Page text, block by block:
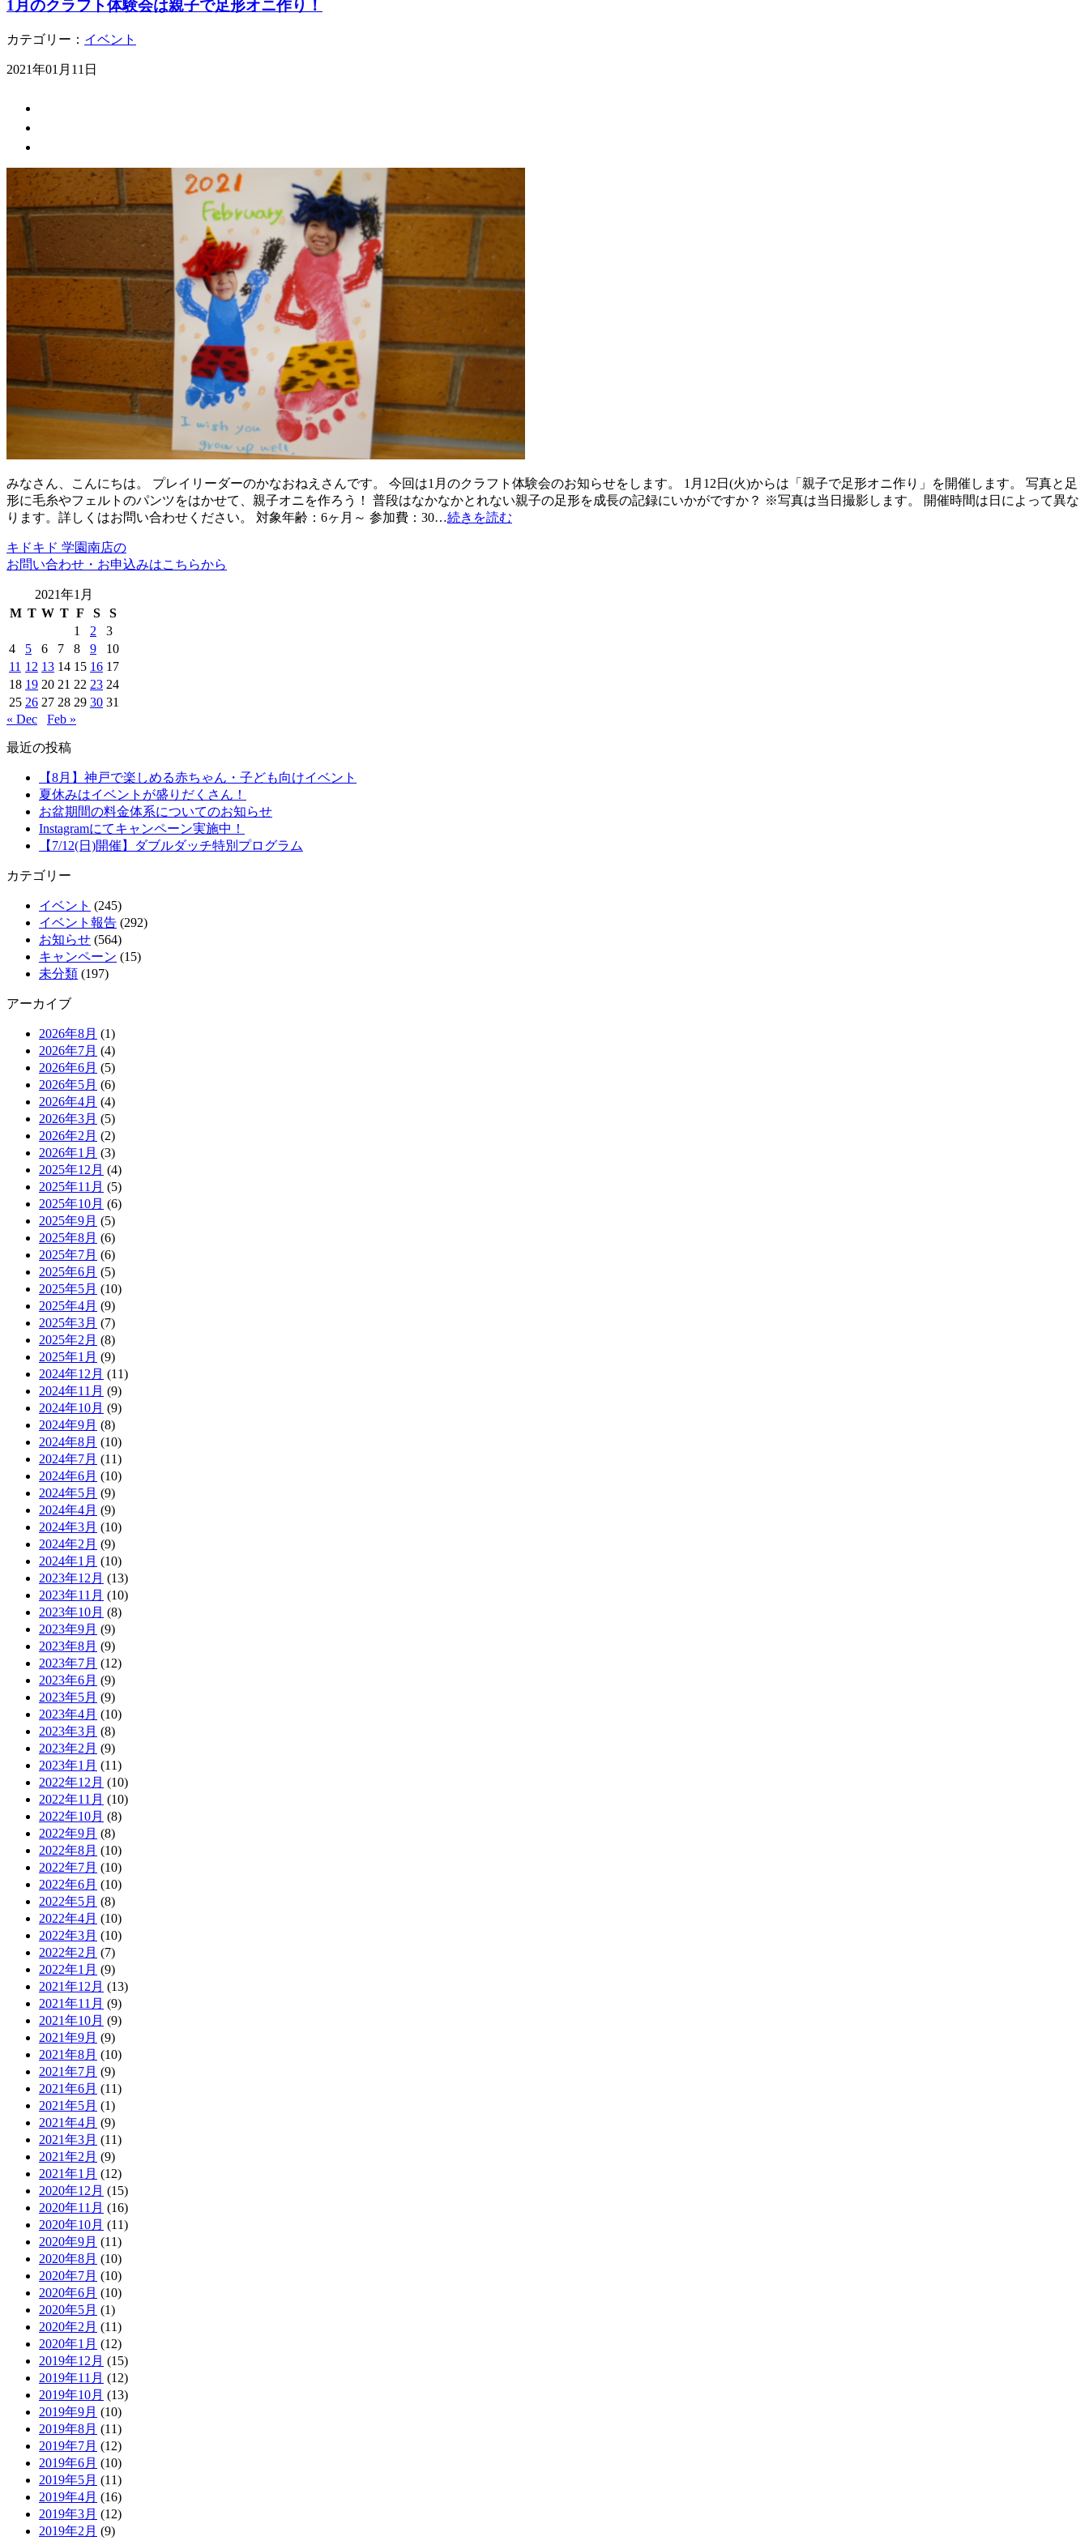
1月のクラフト体験会は親子で足形オニ作り！
カテゴリー： イベント
2021年01月11日
みなさん、こんにちは。 プレイリーダーのかなおねえさんです。 今回は1月のクラフト体験会のお知らせをします。 1月12日(火)からは「親子で足形オニ作り」を開催します。 写真と足
形に毛糸やフェルトのパンツをはかせて、親子オニを作ろう！ 普段はなかなかとれない親子の足形を成長の記録にいかがですか？ ※写真は当日撮影します。 開催時間は日によって異な
ります。詳しくはお問い合わせください。 対象年齢：6ヶ月～ 参加費：30…続きを読む
キドキド 学園南店の
お問い合わせ・お申込みはこちらから
2021年1月
M T W T F S
S
1
2
3
4
5 6 7 8 9
10
11 12 13 14 15 16 17
18 19 20 21 22 23 24
25 26 27 28 29 30 31
« Dec
Feb »
最近の投稿
【8月】神戸で楽しめる赤ちゃん・子ども向けイベント
夏休みはイベントが盛りだくさん！
お盆期間の料金体系についてのお知らせ
Instagramにてキャンペーン実施中！
【7/12(日)開催】ダブルダッチ特別プログラム
カテゴリー
イベント (245)
イベント報告 (292)
お知らせ (564)
キャンペーン (15)
未分類 (197)
アーカイブ
2026年8月 (1)
2026年7月 (4)
2026年6月 (5)
2026年5月 (6)
2026年4月 (4)
2026年3月 (5)
2026年2月 (2)
2026年1月 (3)
2025年12月 (4)
2025年11月 (5)
2025年10月 (6)
2025年9月 (5)
2025年8月 (6)
2025年7月 (6)
2025年6月 (5)
2025年5月 (10)
2025年4月 (9)
2025年3月 (7)
2025年2月 (8)
2025年1月 (9)
2024年12月 (11)
2024年11月 (9)
2024年10月 (9)
2024年9月 (8)
2024年8月 (10)
2024年7月 (11)
2024年6月 (10)
2024年5月 (9)
2024年4月 (9)
2024年3月 (10)
2024年2月 (9)
2024年1月 (10)
2023年12月 (13)
2023年11月 (10)
2023年10月 (8)
2023年9月 (9)
2023年8月 (9)
2023年7月 (12)
2023年6月 (9)
2023年5月 (9)
2023年4月 (10)
2023年3月 (8)
2023年2月 (9)
2023年1月 (11)
2022年12月 (10)
2022年11月 (10)
2022年10月 (8)
2022年9月 (8)
2022年8月 (10)
2022年7月 (10)
2022年6月 (10)
2022年5月 (8)
2022年4月 (10)
2022年3月 (10)
2022年2月 (7)
2022年1月 (9)
2021年12月 (13)
2021年11月 (9)
2021年10月 (9)
2021年9月 (9)
2021年8月 (10)
2021年7月 (9)
2021年6月 (11)
2021年5月 (1)
2021年4月 (9)
2021年3月 (11)
2021年2月 (9)
2021年1月 (12)
2020年12月 (15)
2020年11月 (16)
2020年10月 (11)
2020年9月 (11)
2020年8月 (10)
2020年7月 (10)
2020年6月 (10)
2020年5月 (1)
2020年2月 (11)
2020年1月 (12)
2019年12月 (15)
2019年11月 (12)
2019年10月 (13)
2019年9月 (10)
2019年8月 (11)
2019年7月 (12)
2019年6月 (10)
2019年5月 (11)
2019年4月 (16)
2019年3月 (12)
2019年2月 (9)